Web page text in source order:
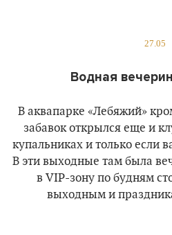
27.05
Водная
В аквапарке «Лебяжий»
забавок открылся еще и
купальниках и только если
В эти выходные там была
в VIP-зону по будням
выходным и